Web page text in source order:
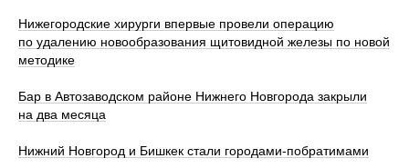
Нижегородские хирурги впервые провели операцию
по удалению новообразования щитовидной железы по новой
методике
Бар в Автозаводском районе Нижнего Новгорода закрыли
на два месяца
Нижний Новгород и Бишкек стали городами-побратимами